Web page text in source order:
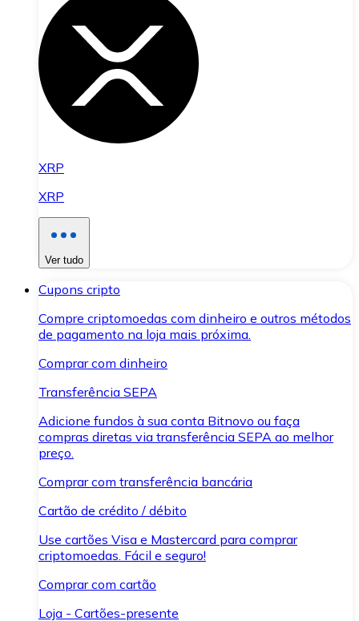
XRP
XRP
Ver tudo
Cupons cripto
Compre criptomoedas com dinheiro e outros métodos
de pagamento na loja mais próxima.
Comprar com dinheiro
Transferência SEPA
Adicione fundos à sua conta Bitnovo ou faça
compras diretas via transferência SEPA ao melhor
preço.
Comprar com transferência bancária
Cartão de crédito / débito
Use cartões Visa e Mastercard para comprar
criptomoedas. Fácil e seguro!
Comprar com cartão
Loja - Cartões-presente